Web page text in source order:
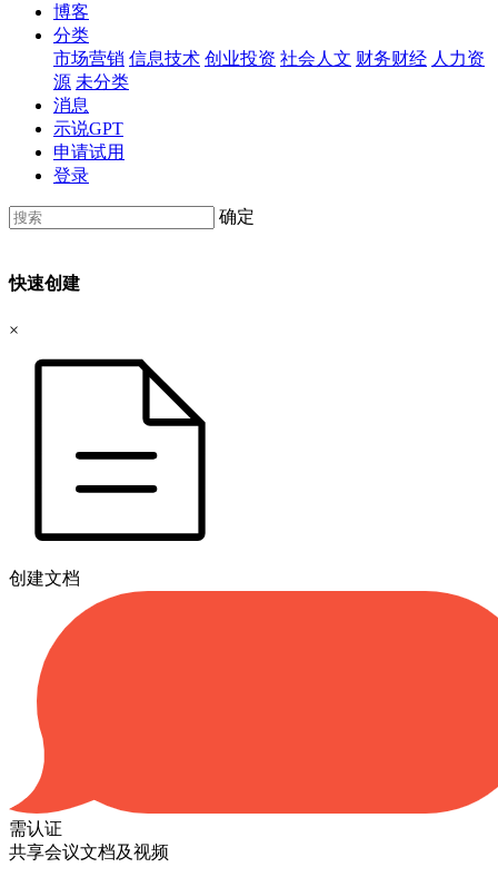
博客
分类
市场营销 信息技术 创业投资 社会人文 财务财经 人力资
源 未分类
消息
示说GPT
申请试用
登录
确定
快速创建
×
创建文档
需认证
共享会议文档及视频